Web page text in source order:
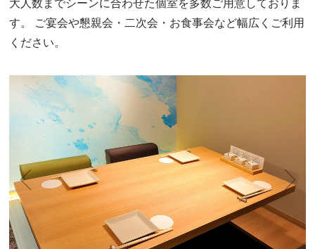
大人数までシーンに合わせた個室を多数ご用意しておりま
す。
ご宴会や懇親会・二次会・お食事会など幅広くご利用
ください。